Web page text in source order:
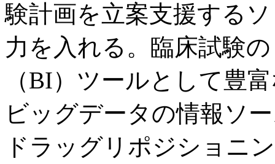
験計画を立案支援する
力を入れる。臨床試験
（BI）ツールとして豊
ビッグデータの情報ソ
ドラッグリポジショニ